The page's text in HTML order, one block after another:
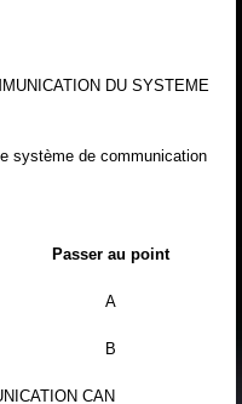
DU SYSTEME
système de communication
Passer au point
A
B
CAN